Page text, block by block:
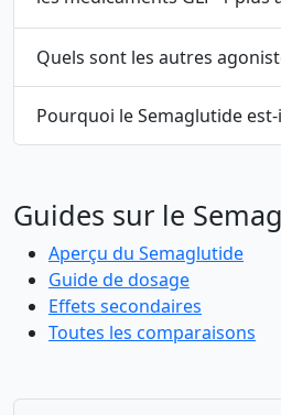
Quels sont les autres
Pourquoi le Semaglutide
Guides sur le
Aperçu du Semaglutide
Guide de dosage
Effets secondaires
Toutes les comparaisons